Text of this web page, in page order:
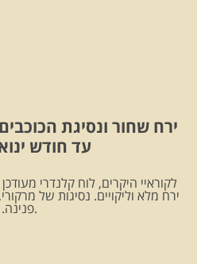
ירח שחור ונסיגת
עד חודש ינואר
לקוראיי היקרים, לוח קלנדרי
ירח מלא וליקויים. נסיגות של
.פנינה.